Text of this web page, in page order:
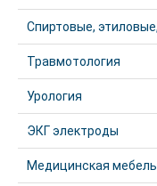
Спиртовые,
Травмотология
Урология
ЭКГ электроды
Медицинская мебель